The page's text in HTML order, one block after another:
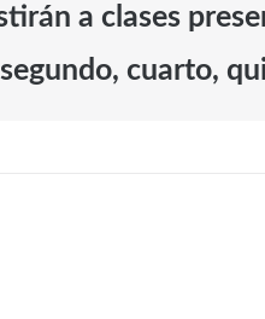
a clases
cuarto,